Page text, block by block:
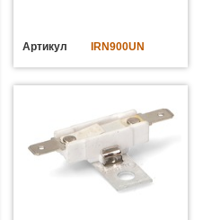
Артикул IRN900UN